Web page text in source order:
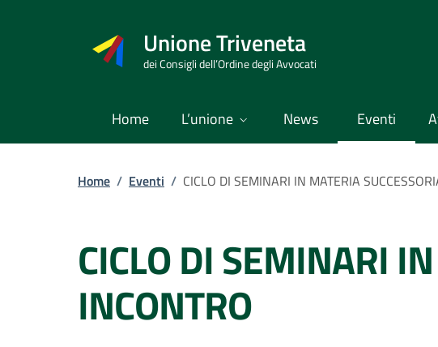
Unione Triveneta
dei Consigli dell’Ordine degli Avvocati
Home L’unione News Eventi
Home / Eventi / CICLO DI SEMINARI IN MATERIA
CICLO DI SEMINARI
INCONTRO